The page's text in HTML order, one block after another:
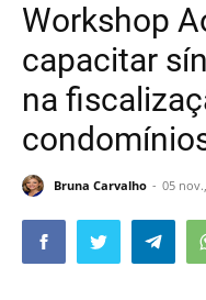
Workshop
capacitar
na
Bruna Carvalho 05